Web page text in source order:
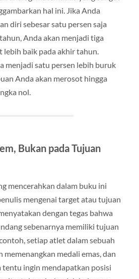
hal ini. Jika Anda
diri sebesar satu persen saja
Anda akan menjadi tiga
baik pada akhir tahun.
menjadi satu persen lebih buruk
Anda akan merosot hingga
nol.
Bukan pada Tujuan
mencerahkan dalam buku ini
mengenai target atau tujuan
dengan tegas bahwa
sebenarnya memiliki tujuan
setiap atlet dalam sebuah
medali emas, dan
tentu ingin mendapatkan posisi